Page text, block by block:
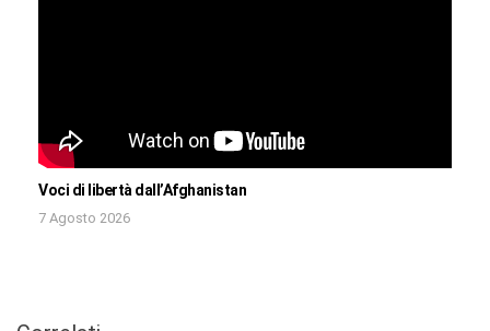
Voci di libertà dall’Afghanistan
7 Agosto 2026